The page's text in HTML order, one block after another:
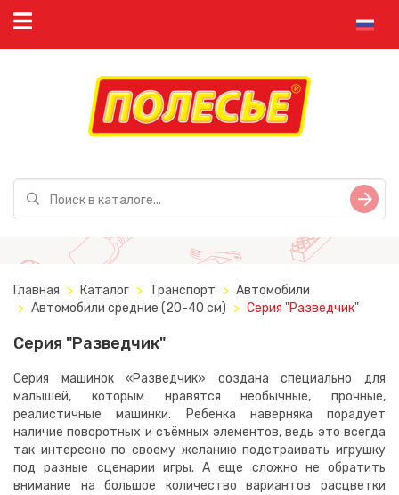
Главная Каталог Транспорт
Автомобили
Автомобили средние (20-40 см)
Серия "Разведчик"
Серия "Разведчик"
Серия машинок «Разведчик» создана специально для
малышей, которым нравятся необычные, прочные,
реалистичные машинки. Ребенка наверняка порадует
наличие поворотных и съёмных элементов, ведь это всегда
так интересно по своему желанию подстраивать игрушку
под разные сценарии игры. А еще сложно не обратить
внимание на большое количество вариантов расцветки